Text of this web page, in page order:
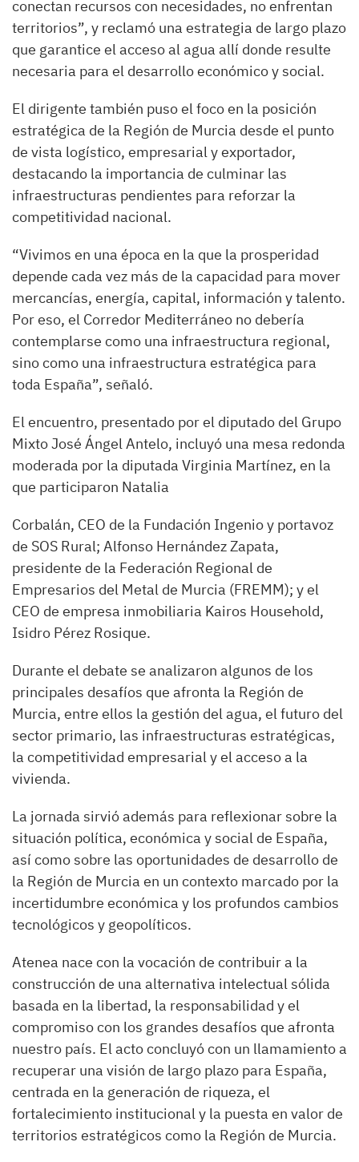
conectan recursos con necesidades, no enfrentan
territorios”, y reclamó una estrategia de largo plazo
que garantice el acceso al agua allí donde resulte
necesaria para el desarrollo económico y social.
El dirigente también puso el foco en la posición
estratégica de la Región de Murcia desde el punto
de vista logístico, empresarial y exportador,
destacando la importancia de culminar las
infraestructuras pendientes para reforzar la
competitividad nacional.
“Vivimos en una época en la que la prosperidad
depende cada vez más de la capacidad para mover
mercancías, energía, capital, información y talento.
Por eso, el Corredor Mediterráneo no debería
contemplarse como una infraestructura regional,
sino como una infraestructura estratégica para
toda España”, señaló.
El encuentro, presentado por el diputado del Grupo
Mixto José Ángel Antelo, incluyó una mesa redonda
moderada por la diputada Virginia Martínez, en la
que participaron Natalia
Corbalán, CEO de la Fundación Ingenio y portavoz
de SOS Rural; Alfonso Hernández Zapata,
presidente de la Federación Regional de
Empresarios del Metal de Murcia (FREMM); y el
CEO de empresa inmobiliaria Kairos Household,
Isidro Pérez Rosique.
Durante el debate se analizaron algunos de los
principales desafíos que afronta la Región de
Murcia, entre ellos la gestión del agua, el futuro del
sector primario, las infraestructuras estratégicas,
la competitividad empresarial y el acceso a la
vivienda.
La jornada sirvió además para reflexionar sobre la
situación política, económica y social de España,
así como sobre las oportunidades de desarrollo de
la Región de Murcia en un contexto marcado por la
incertidumbre económica y los profundos cambios
tecnológicos y geopolíticos.
Atenea nace con la vocación de contribuir a la
construcción de una alternativa intelectual sólida
basada en la libertad, la responsabilidad y el
compromiso con los grandes desafíos que afronta
nuestro país. El acto concluyó con un llamamiento a
recuperar una visión de largo plazo para España,
centrada en la generación de riqueza, el
fortalecimiento institucional y la puesta en valor de
territorios estratégicos como la Región de Murcia.